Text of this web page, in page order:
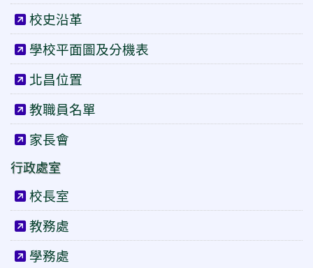
校史沿革
學校平面圖及分機表
北昌位置
教職員名單
家長會
行政處室
校長室
教務處
學務處